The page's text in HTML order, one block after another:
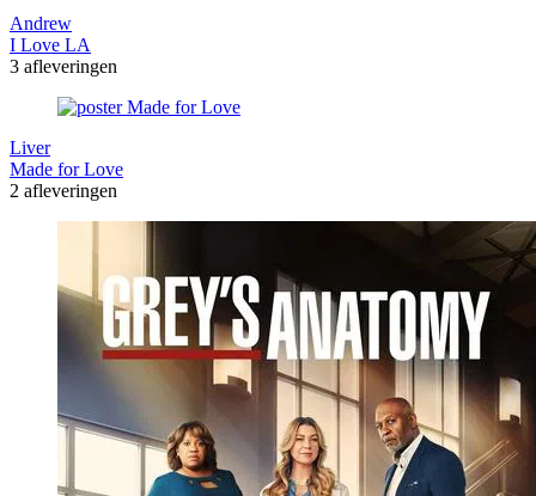
Andrew
I Love LA
3 afleveringen
Liver
Made for Love
2 afleveringen